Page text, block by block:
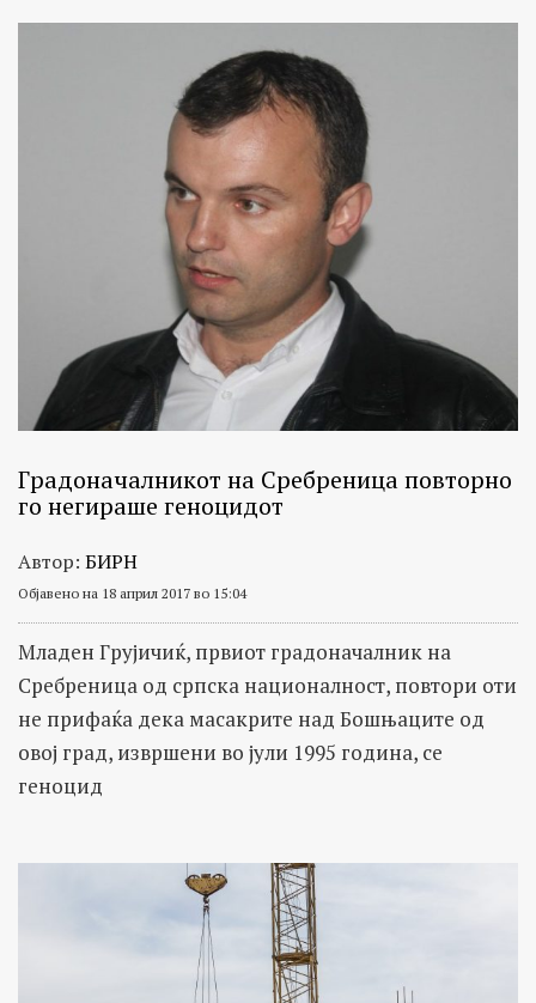
Градоначалникот на Сребреница повторно
го негираше геноцидот
Автор: БИРН
Објавено на 18 април 2017 во 15:04
Младен Грујичиќ, првиот градоначалник на
Сребреница од српска националност, повтори оти
не прифаќа дека масакрите над Бошњаците од
овој град, извршени во јули 1995 година, се
геноцид